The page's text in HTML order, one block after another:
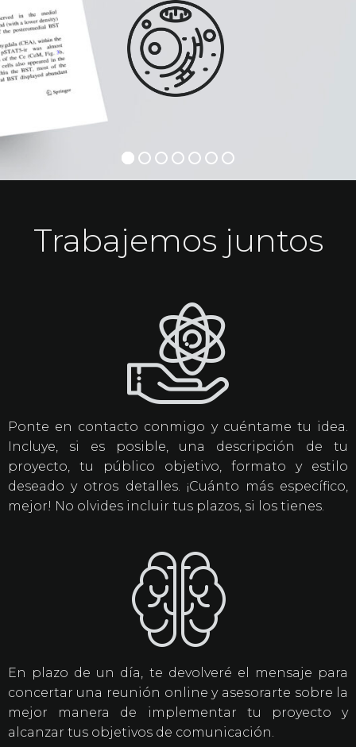
Trabajemos juntos
Ponte en contacto conmigo y cuéntame tu idea.
Incluye, si es posible, una descripción de tu
proyecto, tu público objetivo, formato y estilo
deseado y otros detalles. ¡Cuánto más específico,
mejor! No olvides incluir tus plazos, si los tienes.
En plazo de un día, te devolveré el mensaje para
concertar una reunión online y asesorarte sobre la
mejor manera de implementar tu proyecto y
alcanzar tus objetivos de comunicación.